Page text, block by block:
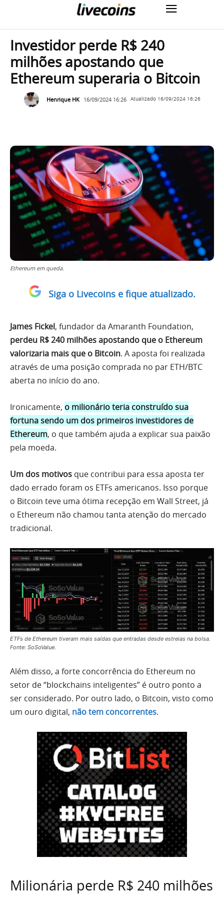
Investidor perde R$ 240
milhões apostando que
Ethereum superaria o Bitcoin
Henrique HK 16/09/2024 16:26 Atualizado 16/09/2024 16:26
Ethereum em queda.
Siga o Livecoins e fique atualizado.
James Fickel, fundador da Amaranth Foundation,
perdeu R$ 240 milhões apostando que o Ethereum
valorizaria mais que o Bitcoin. A aposta foi realizada
através de uma posição comprada no par ETH/BTC
aberta no início do ano.
Ironicamente, o milionário teria construído sua
fortuna sendo um dos primeiros investidores de
Ethereum, o que também ajuda a explicar sua paixão
pela moeda.
Um dos motivos que contribui para essa aposta ter
dado errado foram os ETFs americanos. Isso porque
o Bitcoin teve uma ótima recepção em Wall Street, já
o Ethereum não chamou tanta atenção do mercado
tradicional.
ETFs de Ethereum tiveram mais saídas que entradas desde estreias na bolsa.
Fonte: SoSoValue.
Além disso, a forte concorrência do Ethereum no
setor de “blockchains inteligentes” é outro ponto a
ser considerado. Por outro lado, o Bitcoin, visto como
um ouro digital, não tem concorrentes.
Milionária perde R$ 240 milhões